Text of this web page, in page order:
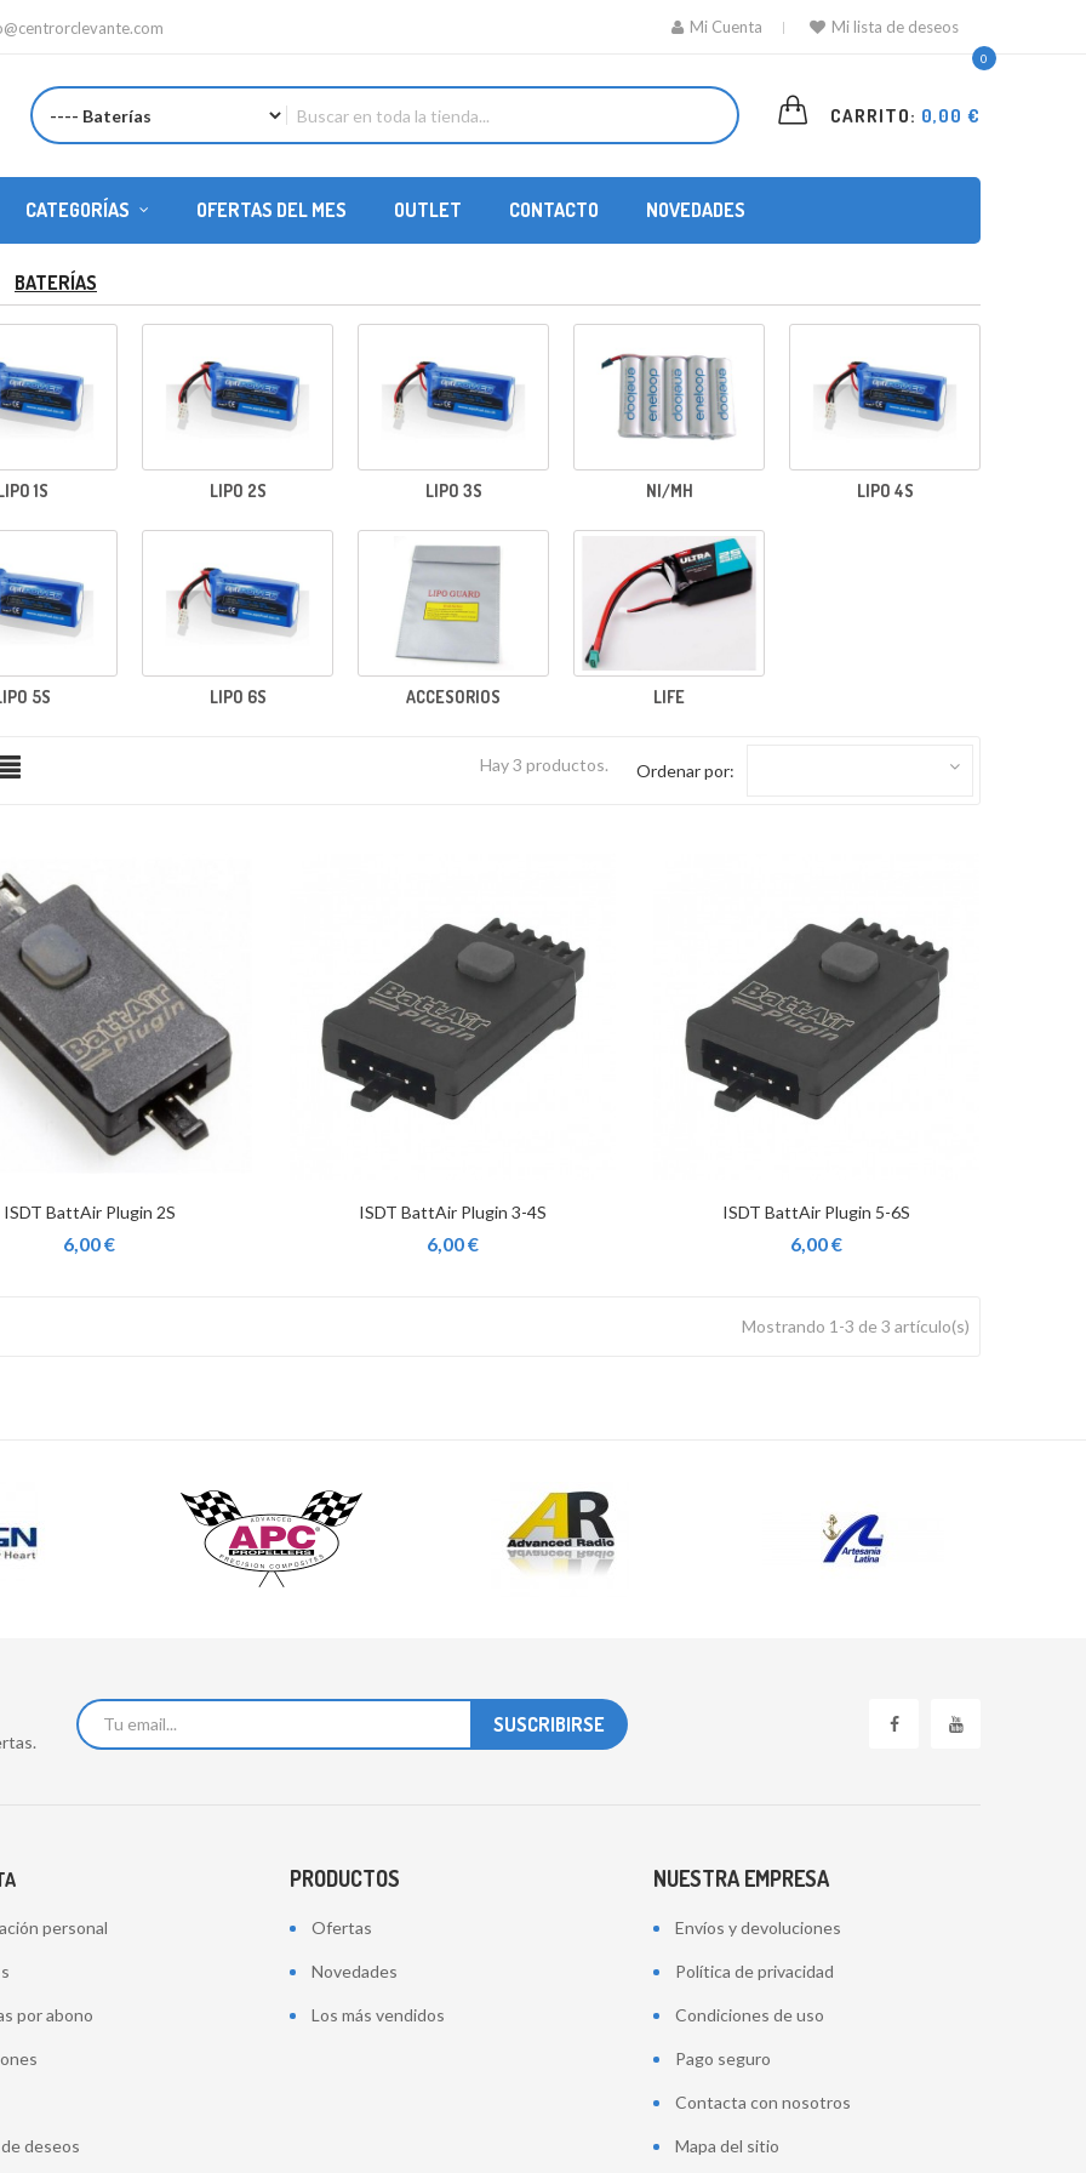
Mi Cuenta Mi lista de deseos
0
CARRITO: 0,00 €
CATEGORÍAS OFERTAS DEL MES OUTLET CONTACTO NOVEDADES
BATERÍAS
1S LIPO 2S LIPO 3S NI/MH LIPO 4S
5S LIPO 6S ACCESORIOS LIFE
Hay 3 productos. Ordenar por:
ISDT BattAir Plugin 2S
6,00 €
ISDT BattAir Plugin 3-4S
6,00 €
ISDT BattAir Plugin 5-6S
6,00 €
Mostrando 1-3 de 3 artículo(s)
personal
por abono
deseos
PRODUCTOS
Ofertas
Novedades
Los más vendidos
NUESTRA EMPRESA
Envíos y devoluciones
Política de privacidad
Condiciones de uso
Pago seguro
Contacta con nosotros
Mapa del sitio